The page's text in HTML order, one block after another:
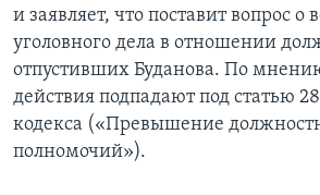
и заявляет, что поставит вопрос о
уголовного дела в отношении
отпустивших Буданова. По
действия подпадают под статью
кодекса («Превышение
полномочий»).